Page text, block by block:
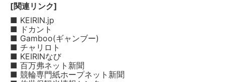
[関連リンク]
■ KEIRIN.jp
■ ドカント
■ Gamboo(ギャンブー)
■ チャリロト
■ KEIRINなび
■ 百万弗ネット新聞
■ 競輪専門紙ホープネット新聞